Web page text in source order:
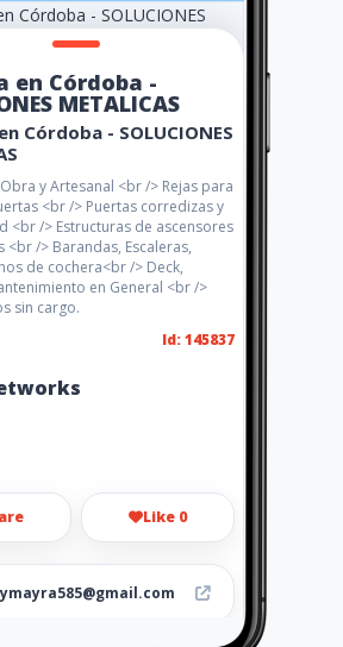
en Córdoba -
METALICAS
Córdoba - SOLUCIONES
y Artesanal <br /> Rejas para
<br /> Puertas corredizas y
<br /> Estructuras de ascensores
<br /> Barandas, Escaleras,
de cochera<br /> Deck,
en General <br />
sin cargo.
Id: 145837
Like 0